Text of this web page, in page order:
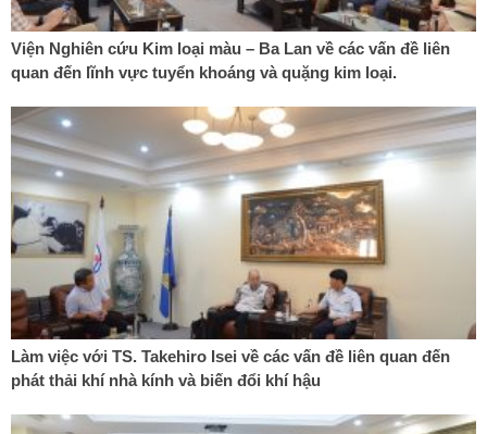
Viện Nghiên cứu Kim loại màu – Ba Lan về các vấn đề liên
quan đến lĩnh vực tuyển khoáng và quặng kim loại.
Làm việc với TS. Takehiro Isei về các vấn đề liên quan đến
phát thải khí nhà kính và biến đổi khí hậu